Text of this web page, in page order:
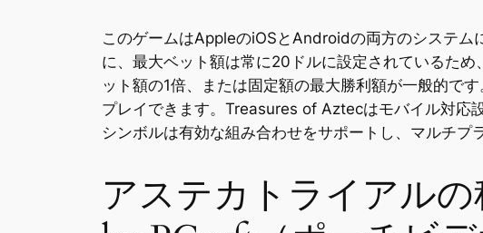
このゲームはAppleのiOSとAndroidの両方のシステム
に、最大ベット額は常に20ドルに設定されているた
ット額の1倍、または固定額の最大勝利額が一般的で
プレイできます。Treasures of Aztecはモバイル対応
シンボルは有効な組み合わせをサポートし、マルチプ
アステカトライアル